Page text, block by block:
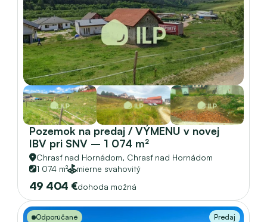
Pozemok na predaj / VÝMENU v novej
IBV pri SNV – 1 074 m²
Chrasť nad Hornádom, Chrasť nad Hornádom
1 074 m²
mierne svahovitý
49 404 €dohoda možná
Odporúčané Predaj